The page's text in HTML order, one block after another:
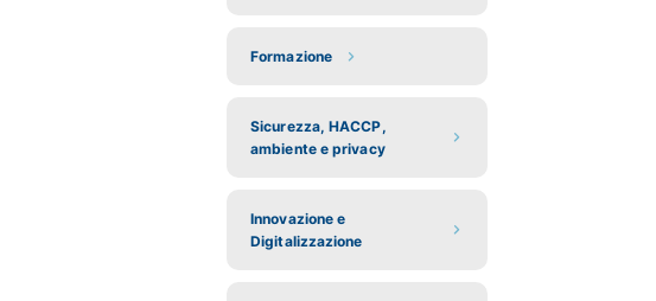
Formazione
Sicurezza, HACCP,
ambiente e privacy
Innovazione e
Digitalizzazione